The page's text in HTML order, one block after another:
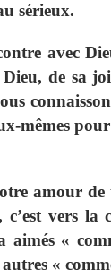
sérieux.
avec
de sa
mêmes
amour
c’est vers
aimés «
«